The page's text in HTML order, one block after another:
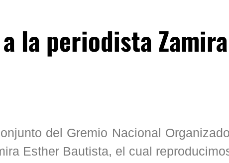
la periodista
del Gremio Nacional
Esther Bautista, el cual